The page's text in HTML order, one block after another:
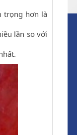
trọng hơn là
lần so với